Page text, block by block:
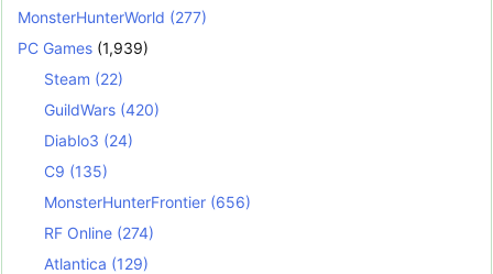
MonsterHunterWorld (277)
PC Games (1,939)
Steam (22)
GuildWars (420)
Diablo3 (24)
C9 (135)
MonsterHunterFrontier (656)
RF Online (274)
Atlantica (129)